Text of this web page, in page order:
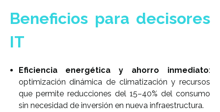
Beneficios para decisores
IT
Eficiencia energética y ahorro inmediato:
optimización dinámica de climatización y recursos
que permite reducciones del 15–40% del consumo
sin necesidad de inversión en nueva infraestructura.